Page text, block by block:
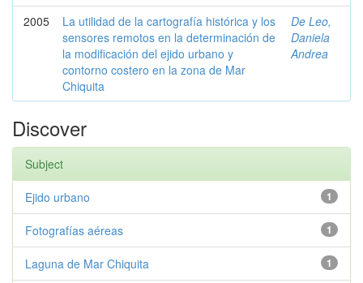
2005
La utilidad de la cartografía histórica y los
sensores remotos en la determinación de
la modificación del ejido urbano y
contorno costero en la zona de Mar
Chiquita
De Leo,
Daniela
Andrea
Discover
Subject
1
Ejido urbano
1
Fotografías aéreas
1
Laguna de Mar Chiquita